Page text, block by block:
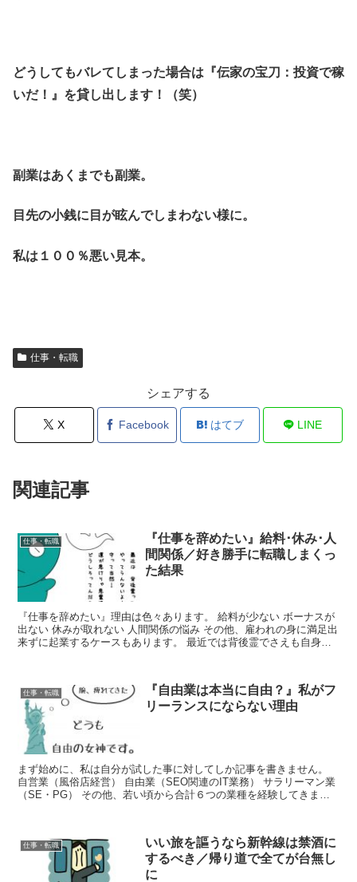
どうしてもバレてしまった場合は『伝家の宝刀：投資で稼
いだ！』を貸し出します！（笑）
副業はあくまでも副業。
目先の小銭に目が眩んでしまわない様に。
私は１００％悪い見本。
仕事・転職
シェアする
X Facebook はてブ LINE
関連記事
仕事・転職
『仕事を辞めたい』給料･休み･人
間関係／好き勝手に転職しまくっ
た結果
『仕事を辞めたい』理由は色々あります。 給料が少ない ボーナスが
出ない 休みが取れない 人間関係の悩み その他、雇われの身に満足出
来ずに起業するケースもあります。 最近では背後霊でさえも自身の
仕事・転職
『自由業は本当に自由？』私がフ
リーランスにならない理由
まず始めに、私は自分が試した事に対してしか記事を書きません。
自営業（風俗店経営） 自由業（SEO関連のIT業務） サラリーマン業
（SE・PG） その他、若い頃から合計６つの業種を経験してきまし
仕事・転職
いい旅を謳うなら新幹線は禁酒に
するべき／帰り道で全てが台無し
に